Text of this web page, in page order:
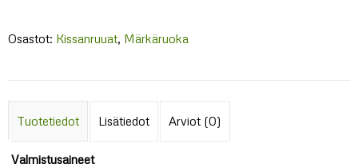
Osastot: Kissanruuat, Märkäruoka
Tuotetiedot Lisätiedot Arviot (0)
Valmistusaineet